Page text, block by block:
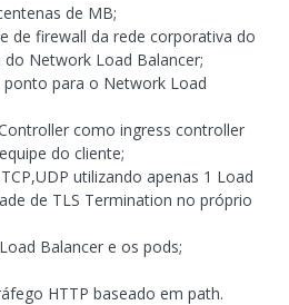
de MB;
de firewall da rede corporativa do
Network Load Balancer;
para o Network Load
como ingress controller
do cliente;
utilizando apenas 1 Load
de TLS Termination no próprio
Balancer e os pods;
HTTP baseado em path.